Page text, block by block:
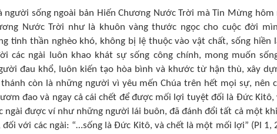
người sống ngoài bản Hiến Chương Nước Trời mà Tin Mừng hôm
Nước Trời như là khuôn vàng thước ngọc cho cuộc đời
tinh thần nghèo khó, không bị lệ thuộc vào vật chất, sống hiền
các ngài luôn khao khát sự sống công chính, mong muốn
đau khổ, luôn kiến tạo hòa bình và khước từ hận thù, xây
còn là những người vì yêu mến Chúa trên hết mọi sự, nên
đao và ngay cả cái chết để được mối lợi tuyệt đối là Đức Kitô,
ngài được ví như những người lái buôn, đã đánh đổi tất cả một
đối với các ngài: “…sống là Ðức Kitô, và chết là một mối lợi” (Pl 1,